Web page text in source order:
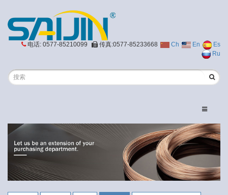
电话: 0577-85210099 传真:0577-85233668 Ch En
Es
Ru